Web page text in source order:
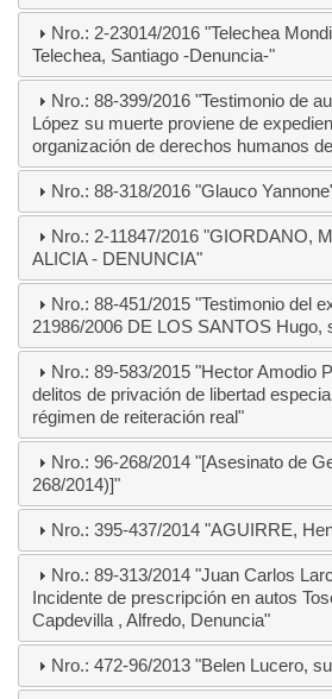
Nro.: 2-23014/2016 "Telechea
Telechea, Santiago -Denuncia-"
Nro.: 88-399/2016 "Testimonio de
López su muerte proviene de
organización de derechos humanos
Nro.: 88-318/2016 "Glauco
Nro.: 2-11847/2016 "GIORDANO,
ALICIA - DENUNCIA"
Nro.: 88-451/2015 "Testimonio del
21986/2006 DE LOS SANTOS Hugo,
Nro.: 89-583/2015 "Hector Amodio
delitos de privación de libertad
régimen de reiteración real"
Nro.: 96-268/2014 "[Asesinato de
268/2014)]"
Nro.: 395-437/2014 "AGUIRRE,
Nro.: 89-313/2014 "Juan Carlos
Incidente de prescripción en autos
Capdevilla , Alfredo, Denuncia"
Nro.: 472-96/2013 "Belen Lucero,